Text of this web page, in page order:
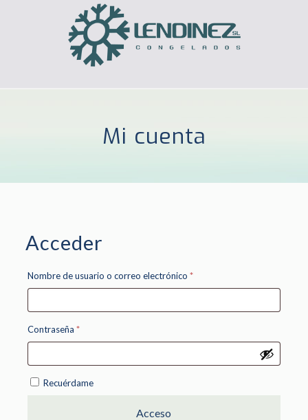
Mi cuenta
Acceder
Nombre de usuario o correo electrónico *Obligatorio
Contraseña *Obligatorio
Recuérdame
Acceso